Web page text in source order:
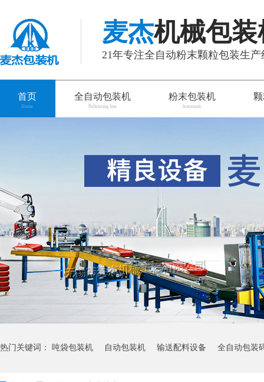
麦杰机械包装
21年专注全自动粉末颗粒包装生
首页
Home
全自动包装机
Palletizing line
粉末包装机
Automatic
热门关键词： 吨袋包装机 自动包装机 输送配料设备 全自动包装